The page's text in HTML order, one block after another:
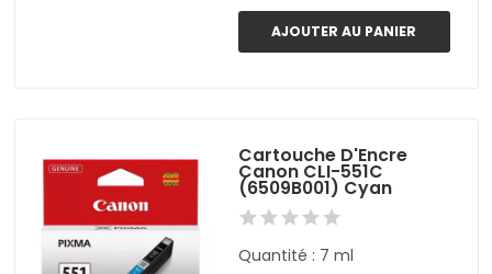
AJOUTER AU PANIER
Cartouche D'Encre
Canon CLI-551C
(6509B001) Cyan
Quantité : 7 ml